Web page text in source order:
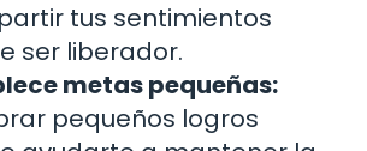
tus sentimientos
ser liberador.
metas pequeñas:
pequeños logros